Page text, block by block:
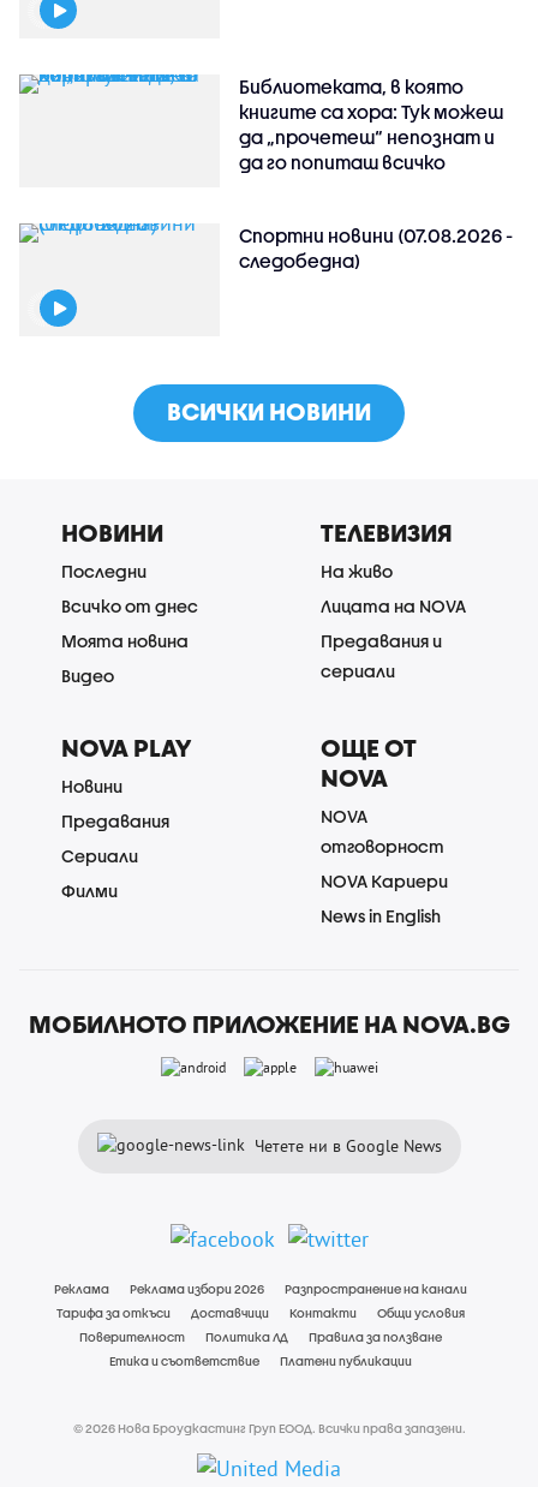
Библиотеката, в която
книгите са хора: Тук можеш
да „прочетеш“ непознат и
да го попиташ всичко
Спортни новини (07.08.2026 -
следобедна)
ВСИЧКИ НОВИНИ
НОВИНИ
Последни
Всичко от днес
Моята новина
Видео
ТЕЛЕВИЗИЯ
На живо
Лицата на NOVA
Предавания и
сериали
NOVA PLAY
Новини
Предавания
Сериали
Филми
ОЩЕ ОТ
NOVA
NOVA
отговорност
NOVA Кариери
News in English
МОБИЛНОТО ПРИЛОЖЕНИЕ НА NOVA.BG
Четете ни в Google News
Реклама Реклама избори 2026
Разпространение на канали
Тарифа за откъси
Доставчици Контакти
Общи условия
Поверителност
Политика ЛД
Правила за ползване
Етика и съответствие
Платени публикации
© 2026 Нова Броудкастинг Груп ЕООД. Всички права запазени.